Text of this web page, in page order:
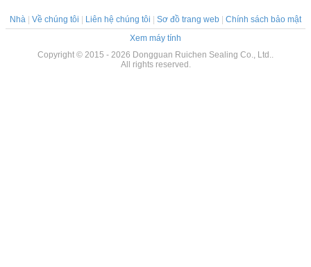
Nhà Về chúng tôi Liên hệ chúng tôi Sơ đồ trang web
Chính sách bảo mật
Xem máy tính
Copyright © 2015 - 2026 Dongguan Ruichen Sealing Co., Ltd..
All rights reserved.